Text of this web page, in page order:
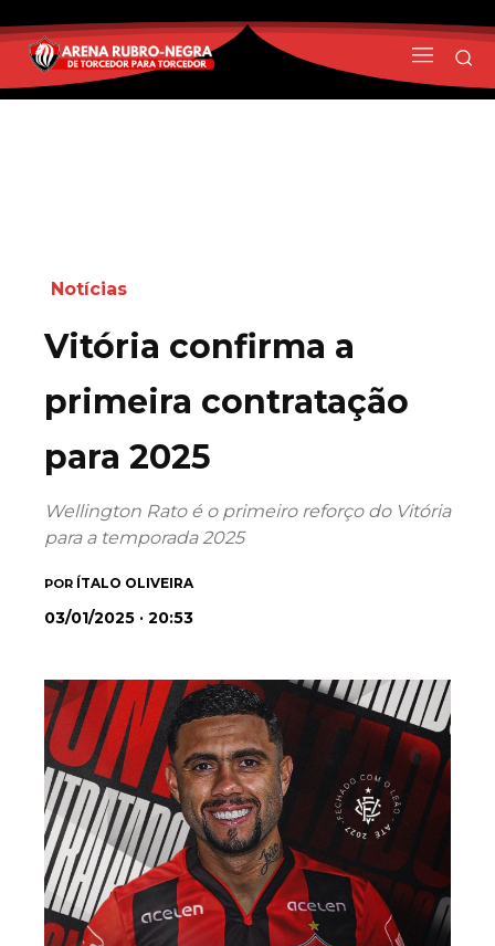
Notícias
Vitória confirma a
primeira contratação
para 2025
Wellington Rato é o primeiro reforço do Vitória
para a temporada 2025
POR ÍTALO OLIVEIRA
03/01/2025 · 20:53